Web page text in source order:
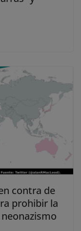
contra de
prohibir la